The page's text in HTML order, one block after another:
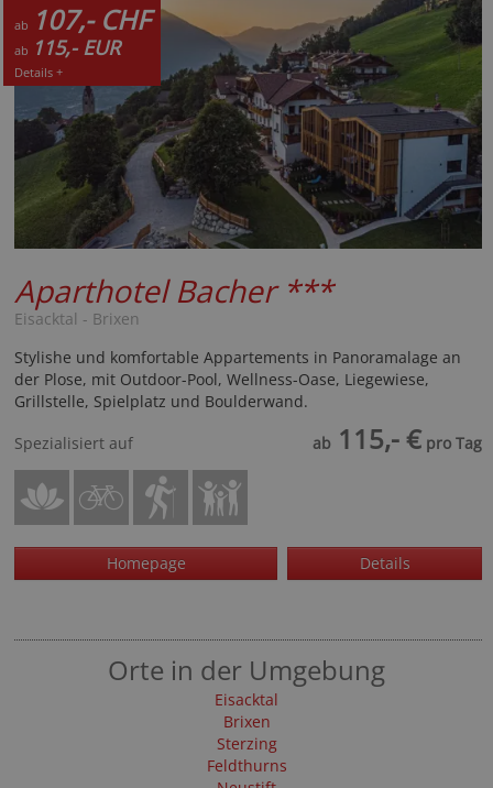
ab 107,- CHF
ab 115,- EUR
Details +
Aparthotel Bacher ***
Eisacktal - Brixen
Stylishe und komfortable Appartements in Panoramalage an
der Plose, mit Outdoor-Pool, Wellness-Oase, Liegewiese,
Grillstelle, Spielplatz und Boulderwand.
Spezialisiert auf
ab 115,- € pro Tag
Homepage Details
Orte in der Umgebung
Eisacktal
Brixen
Sterzing
Feldthurns